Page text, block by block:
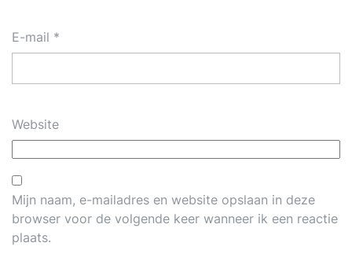
E-mail *
Website
Mijn naam, e-mailadres en website opslaan in deze
browser voor de volgende keer wanneer ik een reactie
plaats.